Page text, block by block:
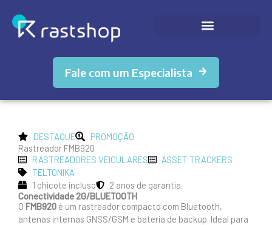
para
Fale com um Especialista
DESTAQUE
PROMOÇÃO
Rastreador FMB920
RASTREADORES VEICULARES
ASSET TRACKERS
TELTONIKA
1 chicote incluso
2 anos de garantia
Conectividade 2G/BLUETOOTH
O FMB920 é um rastreador compacto com Bluetooth,
antenas internas GNSS/GSM e bateria de backup. Ideal para